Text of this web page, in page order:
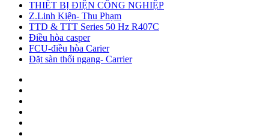
THIẾT BỊ ĐIỆN CÔNG NGHIỆP
Z.Linh Kiện- Thu Phạm
TTD & TTT Series 50 Hz R407C
Điều hòa casper
FCU-điều hòa Carier
Đặt sàn thổi ngang- Carrier